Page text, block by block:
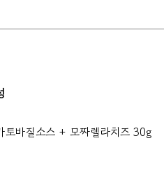
바질소스 + 모짜렐라치즈 30g